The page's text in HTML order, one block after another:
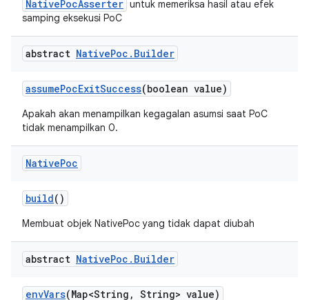
NativePocAsserter untuk memeriksa hasil atau efek
samping eksekusi PoC
abstract NativePoc . Builder
assumePocExitSuccess(boolean value)
Apakah akan menampilkan kegagalan asumsi saat PoC
tidak menampilkan 0.
NativePoc
build()
Membuat objek NativePoc yang tidak dapat diubah
abstract NativePoc . Builder
envVars(Map<String , String> value)